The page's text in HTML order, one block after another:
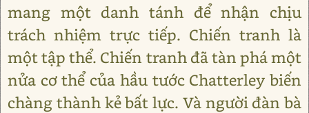
mang một danh tánh để nhận chịu
trách nhiệm trực tiếp. Chiến tranh là
một tập thể. Chiến tranh đã tàn phá một
nửa cơ thể của hầu tước Chatterley biến
chàng thành kẻ bất lực. Và người đàn bà